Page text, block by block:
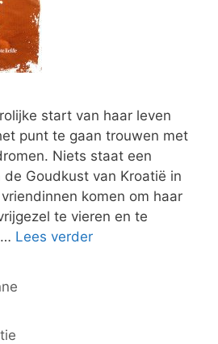
start van haar leven
punt te gaan trouwen met
Niets staat een
de Goudkust van Kroatië in
komen om haar
te vieren en te
Lees verder